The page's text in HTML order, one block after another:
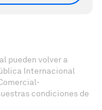
pueden volver a
Internacional
condiciones de